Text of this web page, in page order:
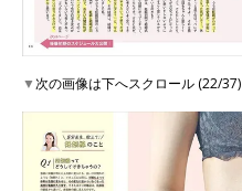
▼次の画像は下へスクロール (22/37)